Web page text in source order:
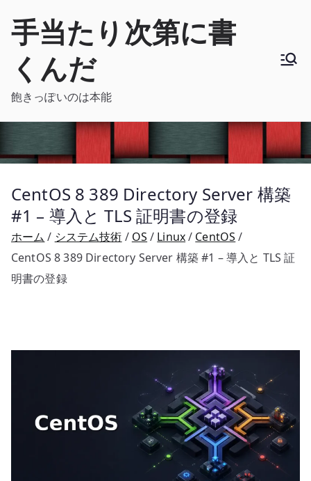
手当たり次第に書
くんだ
飽きっぽいのは本能
CentOS 8 389 Directory Server 構築
#1 – 導入と TLS 証明書の登録
ホーム システム技術 OS Linux
CentOS
CentOS 8 389 Directory Server 構築 #1 – 導入と TLS 証
明書の登録